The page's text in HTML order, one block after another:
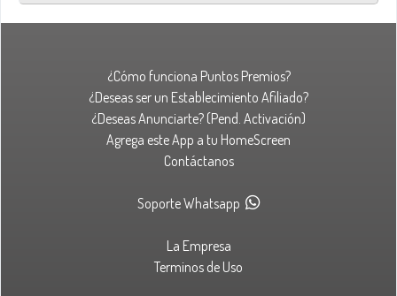
¿Cómo funciona Puntos Premios?
¿Deseas ser un Establecimiento Afiliado?
¿Deseas Anunciarte? (Pend. Activación)
Agrega este App a tu HomeScreen
Contáctanos
Soporte Whatsapp
La Empresa
Terminos de Uso